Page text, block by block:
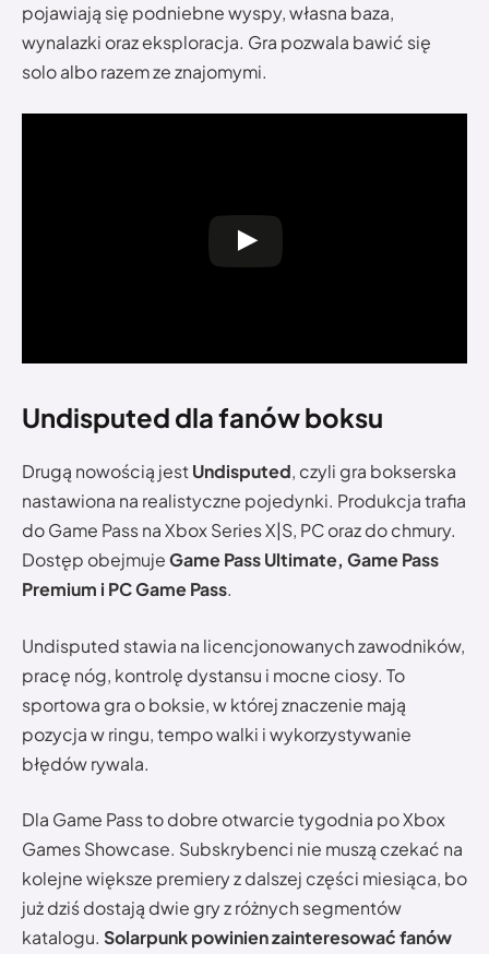
pojawiają się podniebne wyspy, własna baza,
wynalazki oraz eksploracja. Gra pozwala bawić się
solo albo razem ze znajomymi.
Undisputed dla fanów boksu
Drugą nowością jestUndisputed, czyli gra bokserska
nastawiona na realistyczne pojedynki. Produkcja trafia
do Game Pass na Xbox Series X|S, PC oraz do chmury.
Dostęp obejmujeGame Pass Ultimate, Game Pass
Premium i PC Game Pass.
Undisputed stawia na licencjonowanych zawodników,
pracę nóg, kontrolę dystansu i mocne ciosy. To
sportowa gra o boksie, w której znaczenie mają
pozycja w ringu, tempo walki i wykorzystywanie
błędów rywala.
Dla Game Pass to dobre otwarcie tygodnia po Xbox
Games Showcase. Subskrybenci nie muszą czekać na
kolejne większe premiery z dalszej części miesiąca, bo
już dziś dostają dwie gry z różnych segmentów
katalogu. Solarpunk powinien zainteresować fanów